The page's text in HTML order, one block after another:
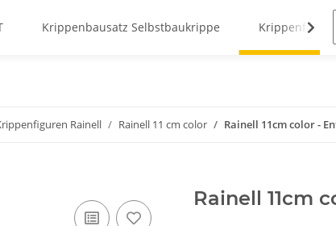
Krippenbausatz Selbstbaukrippe Krippenfiguren
Rainell Rainell 11 cm color Rainell 11cm color -
Rainell 11cm